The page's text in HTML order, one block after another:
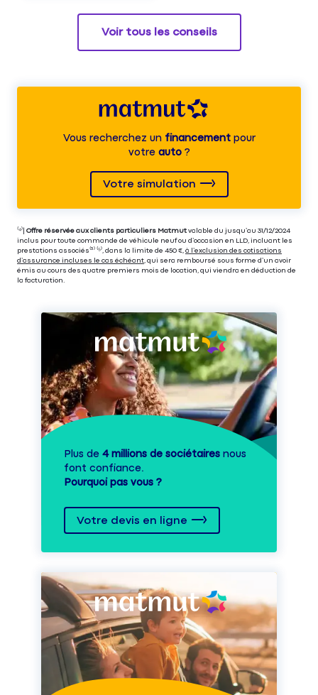
Voir tous les conseils
Vous recherchez unfinancementpour
votre auto?
Votre simulation
⁽⁴⁾| Offre réservée aux clients particuliers Matmut valable du jusqu’au 31/12/2024
inclus pour toute commande de véhicule neuf ou d’occasion en LLD, incluant les
prestations associés⁽³⁾ ⁽⁵⁾, dans la limite de 450 €, à l’exclusion des cotisations
d’assurance incluses le cas échéant , qui sera remboursé sous forme d’un avoir
émis au cours des quatre premiers mois de location, qui viendra en déduction de
la facturation.
Plus de 4 millions de sociétaires nous
font confiance.
Pourquoi pas vous ?
Votre devis en ligne